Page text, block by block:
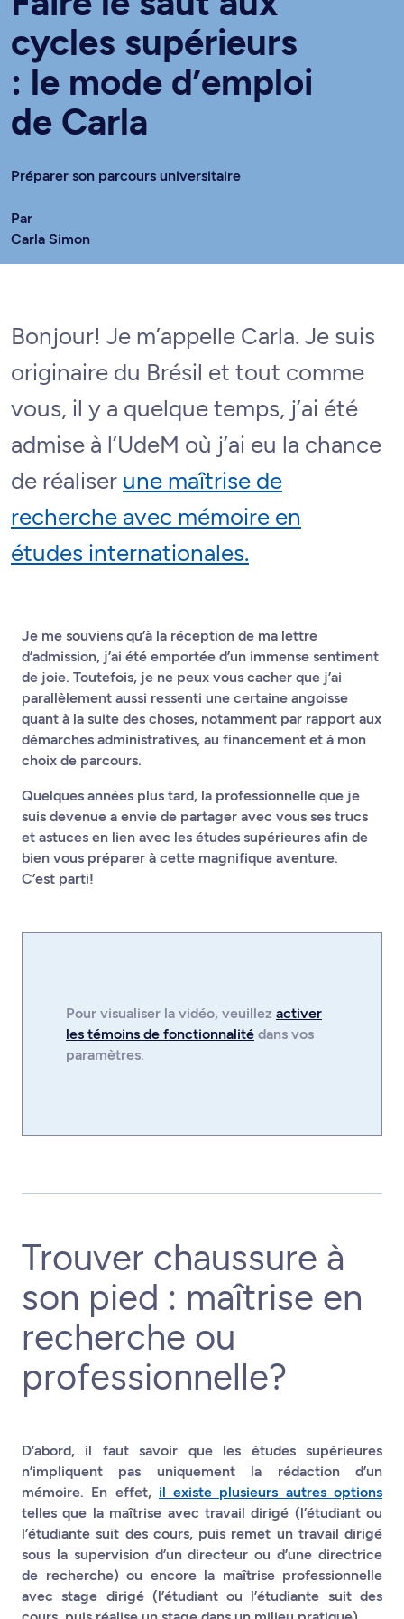
cycles supérieurs
: le mode d’emploi
de Carla
Préparer son parcours universitaire
Par
Carla Simon
Bonjour! Je m’appelle Carla. Je suis
originaire du Brésil et tout comme
vous, il y a quelque temps, j’ai été
admise à l’UdeM où j’ai eu la chance
de réaliser une maîtrise de
recherche avec mémoire en
études internationales.
Je me souviens qu’à la réception de ma lettre
d’admission, j’ai été emportée d’un immense sentiment
de joie. Toutefois, je ne peux vous cacher que j’ai
parallèlement aussi ressenti une certaine angoisse
quant à la suite des choses, notamment par rapport aux
démarches administratives, au financement et à mon
choix de parcours.
Quelques années plus tard, la professionnelle que je
suis devenue a envie de partager avec vous ses trucs
et astuces en lien avec les études supérieures afin de
bien vous préparer à cette magnifique aventure.
C’est parti!
Pour visualiser la vidéo, veuillez activer
les témoins de fonctionnalité dans vos
paramètres.
Trouver chaussure à
son pied : maîtrise en
recherche ou
professionnelle?
D’abord, il faut savoir que les études supérieures
n’impliquent pas uniquement la rédaction d’un
mémoire. En effet, il existe plusieurs autres options
telles que la maîtrise avec travail dirigé (l’étudiant ou
l’étudiante suit des cours, puis remet un travail dirigé
sous la supervision d’un directeur ou d’une directrice
de recherche) ou encore la maîtrise professionnelle
avec stage dirigé (l’étudiant ou l’étudiante suit des